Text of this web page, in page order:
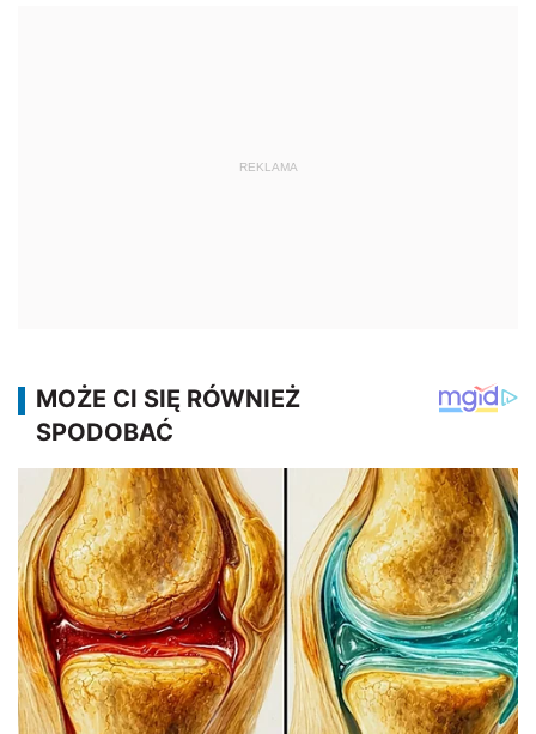
REKLAMA